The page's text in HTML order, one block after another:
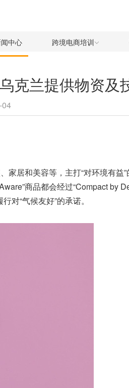
中心 跨境电商培训
克兰提供物资及
04
居和美容等，主打“对环境有益
商品都会经过“Compact by
对“气候友好”的承诺。